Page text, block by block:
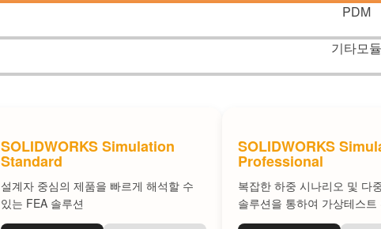
PDM
기타모듈
SOLIDWORKS Simulation
Standard
설계자 중심의 제품을 빠르게 해석할 수
있는 FEA 솔루션
SOLIDWORKS
Professional
복잡한 하중 시나리오 및 다
솔루션을 통하여 가상테스트